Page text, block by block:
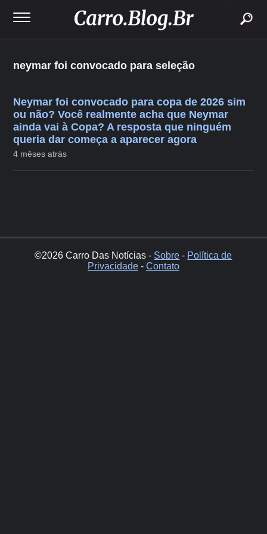
neymar foi convocado para seleção
Neymar foi convocado para copa de 2026 sim
ou não? Você realmente acha que Neymar
ainda vai à Copa? A resposta que ninguém
queria dar começa a aparecer agora
4 mêses atrás
©2026 Carro Das Notícias - Sobre - Política de
Privacidade- Contato